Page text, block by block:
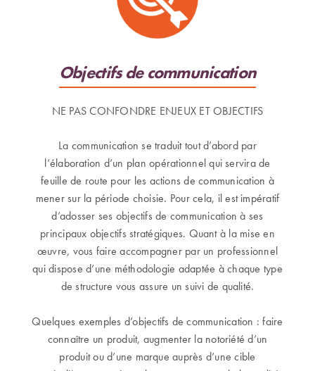
Objectifs de communication
NE PAS CONFONDRE ENJEUX ET OBJECTIFS
La communication se traduit tout d’abord par
l’élaboration d’un plan opérationnel qui servira de
feuille de route pour les actions de communication à
mener sur la période choisie. Pour cela, il est impératif
d’adosser ses objectifs de communication à ses
principaux objectifs stratégiques. Quant à la mise en
œuvre, vous faire accompagner par un professionnel
qui dispose d’une méthodologie adaptée à chaque type
de structure vous assure un suivi de qualité.
Quelques exemples d’objectifs de communication : faire
connaître un produit, augmenter la notoriété d’un
produit ou d’une marque auprès d’une cible